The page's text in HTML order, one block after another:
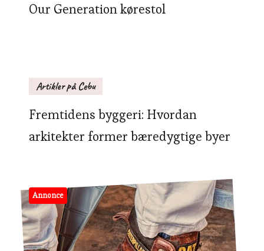
Our Generation kørestol
Artikler på Cebu
Fremtidens byggeri: Hvordan
arkitekter former bæredygtige byer
Annonce